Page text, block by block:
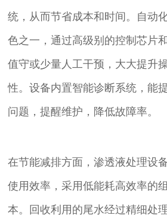
统，从而节省成本和时间。自动
色之一，通过高级别的控制芯片
值守或少量人工干预，大大提升
性。设备内置智能诊断系统，能
问题，提醒维护，降低故障率。
在节能减排方面，渗透液处理设
使用效率，采用低能耗高效率的
本。回收利用的尾水经过精细处